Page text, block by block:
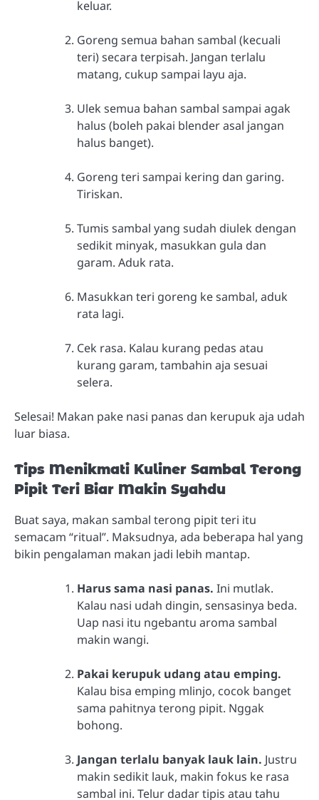
keluar.
Goreng semua bahan sambal (kecuali
teri) secara terpisah. Jangan terlalu
matang, cukup sampai layu aja.
Ulek semua bahan sambal sampai agak
halus (boleh pakai blender asal jangan
halus banget).
Goreng teri sampai kering dan garing.
Tiriskan.
Tumis sambal yang sudah diulek dengan
sedikit minyak, masukkan gula dan
garam. Aduk rata.
Masukkan teri goreng ke sambal, aduk
rata lagi.
Cek rasa. Kalau kurang pedas atau
kurang garam, tambahin aja sesuai
selera.
Selesai! Makan pake nasi panas dan kerupuk aja udah
luar biasa.
Tips Menikmati Kuliner Sambal Terong
Pipit Teri Biar Makin Syahdu
Buat saya, makan sambal terong pipit teri itu
semacam “ritual”. Maksudnya, ada beberapa hal yang
bikin pengalaman makan jadi lebih mantap.
Harus sama nasi panas. Ini mutlak.
Kalau nasi udah dingin, sensasinya beda.
Uap nasi itu ngebantu aroma sambal
makin wangi.
Pakai kerupuk udang atau emping.
Kalau bisa emping mlinjo, cocok banget
sama pahitnya terong pipit. Nggak
bohong.
Jangan terlalu banyak lauk lain. Justru
makin sedikit lauk, makin fokus ke rasa
sambal ini. Telur dadar tipis atau tahu